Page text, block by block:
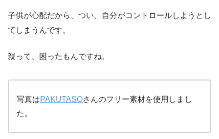
子供が心配だから、つい、自分がコントロールしようとし
てしまうんです。
親って、困ったもんですね。
写真はPAKUTASOさんのフリー素材を使用しまし
た。